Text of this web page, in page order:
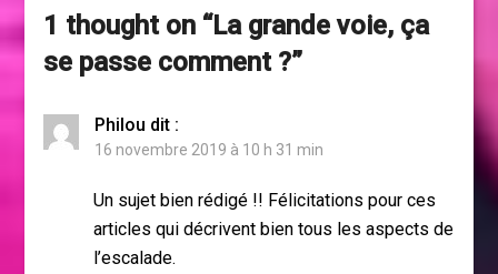
1 thought on “La grande voie, ça
se passe comment ?”
Philou dit :
16 novembre 2019 à 10 h 31 min
Un sujet bien rédigé !! Félicitations pour ces
articles qui décrivent bien tous les aspects de
l’escalade.